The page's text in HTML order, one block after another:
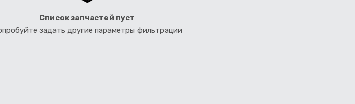
Список запчастей пуст
задать другие параметры фильтрации